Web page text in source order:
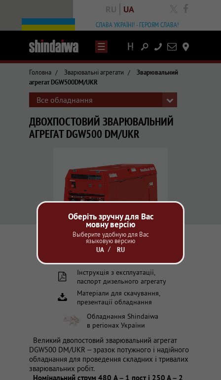
СЛАВА УКРАЇНІ! - ГЕРОЯМ СЛАВА!
RU UA facebook
Написати
лист
Контакты
Головна / Зварювальні агрегати /
Зварювальний
агрегат DGW500DM/UKR
Все обладнання
ДВОХПОСТОВИЙ ЗВАРЮВАЛЬНИЙ
АГРЕГАТ DGW500 DM/UKR
Інструкція з експлуатації,
паспорт дизельного агрегату
Матеріали для скачування,
презентації обладнання
Обладнання Shindaiwa
в регіонах України
Великий двопостовий зварювальний агрегат
DGW500 DM/UKR – зразок потужного і надійного
обладнання для проведення складних і тривалих
зварювальних робіт.
Номінальний струм 480 A – 1 пост і 250 А – 2
Оберіть зручну для Вас
мовну версію
Выберите удобную для Вас
языковую версию
RU
UA